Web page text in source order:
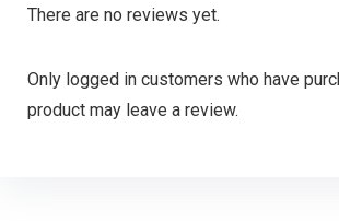
There are no reviews yet.
Only logged in customers who have
product may leave a review.